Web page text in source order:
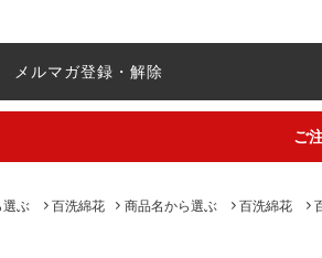
バスローブ
新築祝い
夏ギフト・お中元・暑中見
レビュー投稿キャンペーン
【通勤におすすめ】夏の汗
メルマガ登録・解除
ご
販売している商品に関するご不明な点は（
ぶ 百洗綿花 商品名から選ぶ 百洗綿花